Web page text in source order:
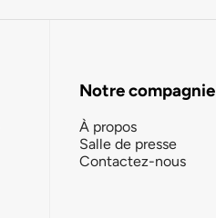
Notre compagnie
À propos
Salle de presse
Contactez-nous